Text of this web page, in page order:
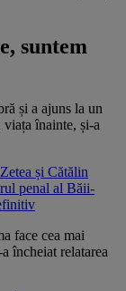
suntem
și a ajuns la un
viața înainte, și-a
și Cătălin
penal al Băii-
face cea mai
încheiat relatarea